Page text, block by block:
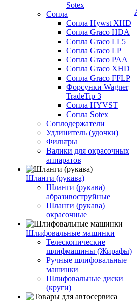
Sotex
Сопла
Сопла Hywst XHD
Сопла Graco HDA
Сопла Graco LL5
Сопла Graco LP
Сопла Graco PAA
Сопла Graco XHD
Сопла Graco FFLP
Форсунки Wagner
TradeTip 3
Сопла HYVST
Сопла Sotex
Соплодержатели
Удлинитель (удочки)
Фильтры
Валики для окрасочных
аппаратов
Шланги (рукава)
Шланги (рукава)
абразивоструйные
Шланги (рукава)
окрасочные
Шлифовальные машинки
Телескопические
шлифмашины (Жирафы)
Ручные шлифовальные
машинки
Шлифовальные диски
(круги)